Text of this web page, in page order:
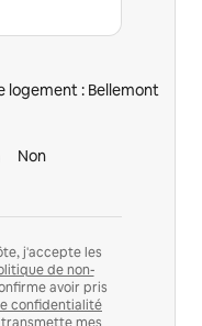
logement : Bellemont
Non
j'accepte les
de non-
avoir pris
confidentialité
mes